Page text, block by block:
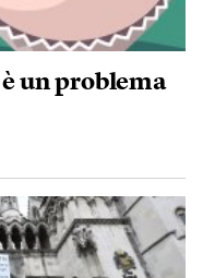
un problema